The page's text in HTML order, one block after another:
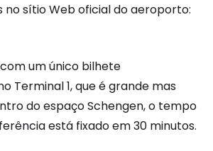
no sítio Web oficial do aeroporto:
um único bilhete
Terminal 1, que é grande mas
do espaço Schengen, o tempo
está fixado em 30 minutos.